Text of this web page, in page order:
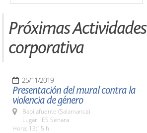
Próximas
corporativa
25/11/2019
Presentación del mural contra la
violencia de género
Babilafuente (Salamanca)
Lugar: IES Senara
Hora: 13:15 h.